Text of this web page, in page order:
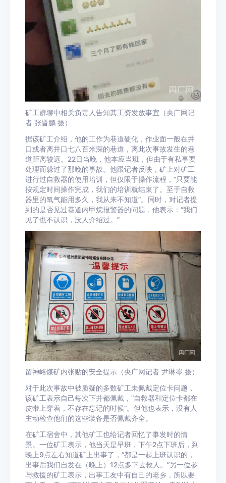
矿工群聊中相关负责人告知其工资发放事宜（央广网记
者 张晋鹏 摄）
据该矿工介绍，他的工作为巷道硬化，作业面一般在井
口或者离井口七八百米深的巷道，离此次事故发生的巷
道距离较远。22日当晚，他本应当班，但由于有私事要
处理而躲过了那晚的事故。他跟记者反映，矿上对矿工
进行过自救器的使用培训，但仅限于操作流程，“只要能
按规定时间操作完成，我们的培训就结束了。至于自救
器里的氧气能用多久，我从来不知道”。同时，对记者提
到的是否见过巷道内甲烷报警器的问题，他表示：“我们
见了也不认识，没人介绍过。”
留神峪煤矿内张贴的安全提示（央广网记者 尹琳岑 摄）
对于此次事故中被质疑的多数矿工未佩戴定位卡问题，
该矿工表示自己每次下井都佩戴，“自救器和定位卡都在
皮带上穿着，不存在忘记的时候”。但他也表示，没有人
主动检查他们的这些装备是否佩戴齐全。
在矿工宿舍中，其他矿工也给记者回忆了事发时的情
景。一位矿工表示，他当天是早班，下午2点下班后，到
晚上9点左右知道矿上出事了，“都是一起上班认识的，
出事后我们自发在（晚上）12点多下去救人。”另一位参
与救援的矿工表示，出事工友中有自己的老乡，所以要